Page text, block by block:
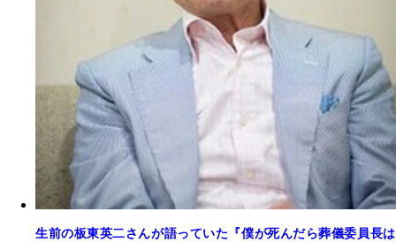
生前の板東英二さんが語っていた『僕が死んだら葬儀委員長は